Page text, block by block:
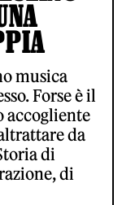
musica
Forse è il
accogliente
da
di
di